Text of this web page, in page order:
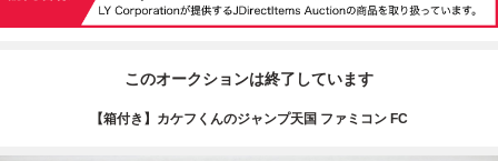
このオークションは終了しています
【箱付き】カケフくんのジャンプ天国 ファミコン FC